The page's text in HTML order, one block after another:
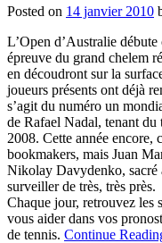
Posted on 14 janvier 2010
L’Open d’Australie
épreuve du grand chelem
en découdront sur la
joueurs présents ont déjà
s’agit du numéro un
de Rafael Nadal, tenant
2008. Cette année encore,
bookmakers, mais Juan
Nikolay Davydenko, sacré
surveiller de très, très près.
Chaque jour, retrouvez les
vous aider dans vos
de tennis. Continue